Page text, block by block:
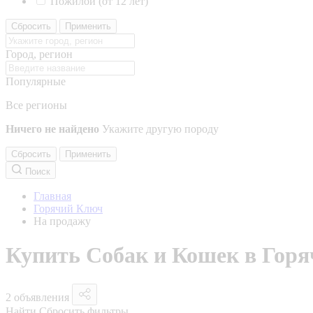
Сбросить Применить
Город, регион
Популярные
Все регионы
Ничего не найдено Укажите другую породу
Сбросить
Применить
Поиск
Главная
Горячий Ключ
На продажу
Купить Собак и Кошек в
2 объявления